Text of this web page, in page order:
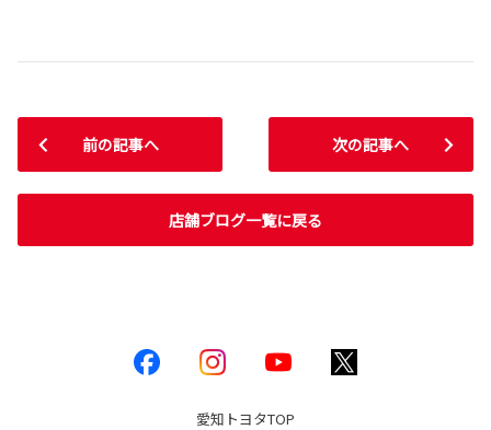
前の記事へ
店舗ブログ一覧に戻る
次の記事へ
愛知トヨタTOP